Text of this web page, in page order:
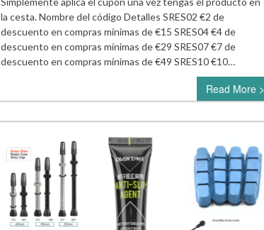
la cesta. Nombre del código Detalles SRES02 €2 de
descuento en compras mínimas de €15 SRES04 €4 de
descuento en compras mínimas de €29 SRES07 €7 de
descuento en compras mínimas de €49 SRES10 €10…
Read More